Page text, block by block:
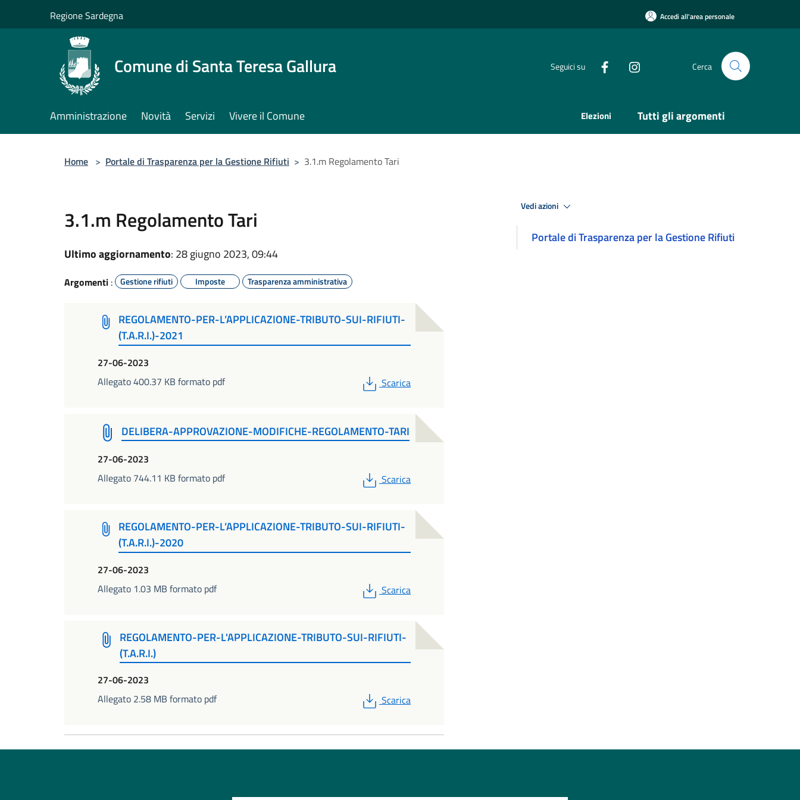
Regione Sardegna Accedi all'area personale
Comune di Santa Teresa Gallura Seguici su Cerca
Amministrazione Novità Servizi Vivere il Comune Elezioni Tutti gli argomenti
Home > Portale di Trasparenza per la Gestione Rifiuti > 3.1.m Regolamento Tari
3.1.m Regolamento Tari
Ultimo aggiornamento: 28 giugno 2023, 09:44
Argomenti : Gestione rifiuti Imposte Trasparenza amministrativa
REGOLAMENTO-PER-L’APPLICAZIONE-TRIBUTO-SUI-RIFIUTI-
(T.A.R.I.)-2021
27-06-2023
Allegato 400.37 KB formato pdf
PDF
Scarica
DELIBERA-APPROVAZIONE-MODIFICHE-REGOLAMENTO-TARI
27-06-2023
Allegato 744.11 KB formato pdf
PDF
Scarica
REGOLAMENTO-PER-L’APPLICAZIONE-TRIBUTO-SUI-RIFIUTI-
(T.A.R.I.)-2020
27-06-2023
Allegato 1.03 MB formato pdf
PDF
Scarica
REGOLAMENTO-PER-L'APPLICAZIONE-TRIBUTO-SUI-RIFIUTI-
(T.A.R.I.)
27-06-2023
Allegato 2.58 MB formato pdf
PDF
Scarica
Vedi azioni
Portale di Trasparenza per la Gestione Rifiuti